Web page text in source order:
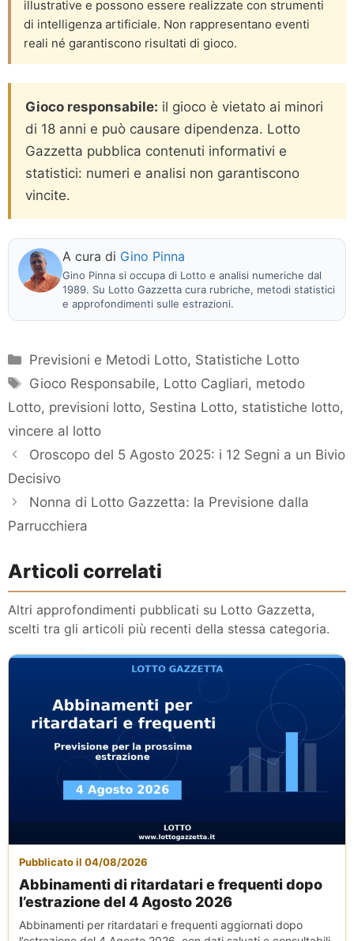
illustrative e possono essere realizzate con strumenti
di intelligenza artificiale. Non rappresentano eventi
reali né garantiscono risultati di gioco.
Gioco responsabile: il gioco è vietato ai minori
di 18 anni e può causare dipendenza. Lotto
Gazzetta pubblica contenuti informativi e
statistici: numeri e analisi non garantiscono
vincite.
A cura di Gino Pinna
Gino Pinna si occupa di Lotto e analisi numeriche dal
1989. Su Lotto Gazzetta cura rubriche, metodi statistici
e approfondimenti sulle estrazioni.
Categorie
Previsioni e Metodi Lotto, Statistiche Lotto
Tag
Gioco Responsabile, Lotto Cagliari, metodo
Lotto, previsioni lotto, Sestina Lotto, statistiche lotto,
vincere al lotto
Oroscopo del 5 Agosto 2025: i 12 Segni a un Bivio
Decisivo
Nonna di Lotto Gazzetta: la Previsione dalla
Parrucchiera
Articoli correlati
Altri approfondimenti pubblicati su Lotto Gazzetta,
scelti tra gli articoli più recenti della stessa categoria.
Pubblicato il 04/08/2026
Abbinamenti di ritardatari e frequenti dopo
l’estrazione del 4 Agosto 2026
Abbinamenti per ritardatari e frequenti aggiornati dopo